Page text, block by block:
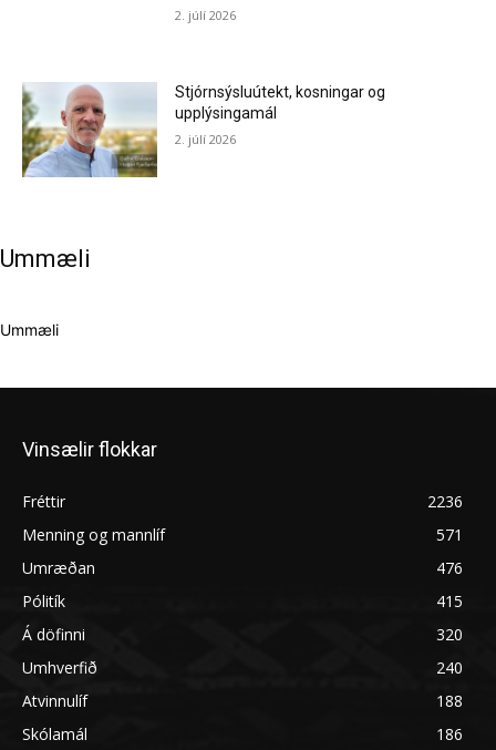
2. júlí 2026
Stjórnsýsluútekt, kosningar og
upplýsingamál
2. júlí 2026
Ummæli
Ummæli
Vinsælir flokkar
Fréttir
2236
Menning og mannlíf
571
Umræðan
476
Pólitík
415
Á döfinni
320
Umhverfið
240
Atvinnulíf
188
Skólamál
186